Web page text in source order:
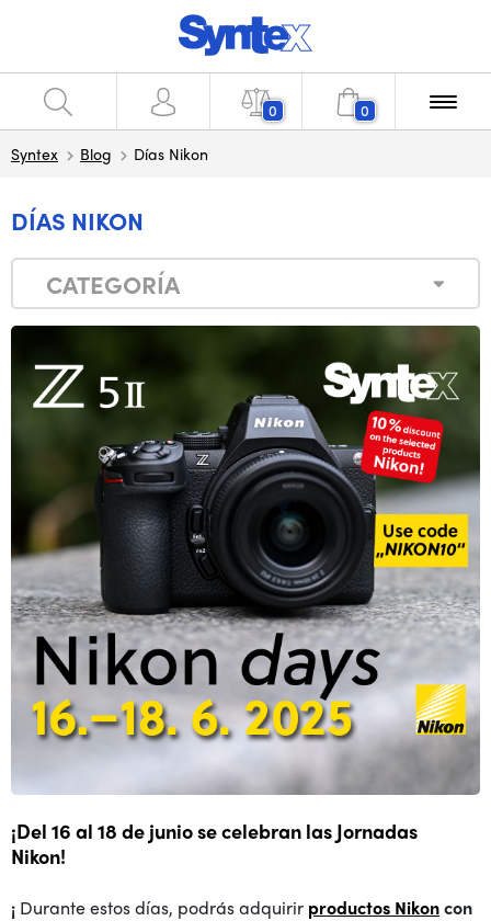
0 0
Syntex Blog Días Nikon
DÍAS NIKON
CATEGORÍA
¡Del 16 al 18 de junio se celebran las Jornadas
Nikon!
¡ Durante estos días, podrás adquirir productos Nikoncon